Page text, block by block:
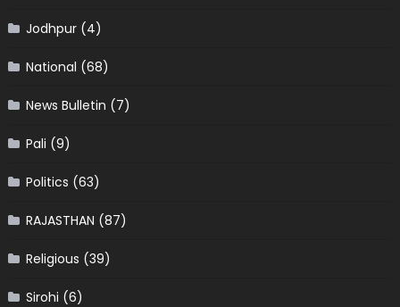
Jodhpur(4)
National (68)
News Bulletin (7)
Pali (9)
Politics (63)
RAJASTHAN (87)
Religious (39)
Sirohi (6)